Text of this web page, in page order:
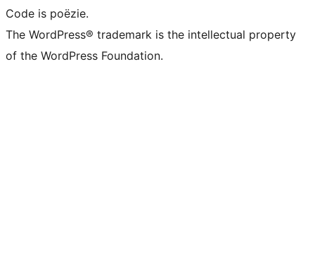
Code is poëzie.
The WordPress® trademark is the intellectual property
of the WordPress Foundation.